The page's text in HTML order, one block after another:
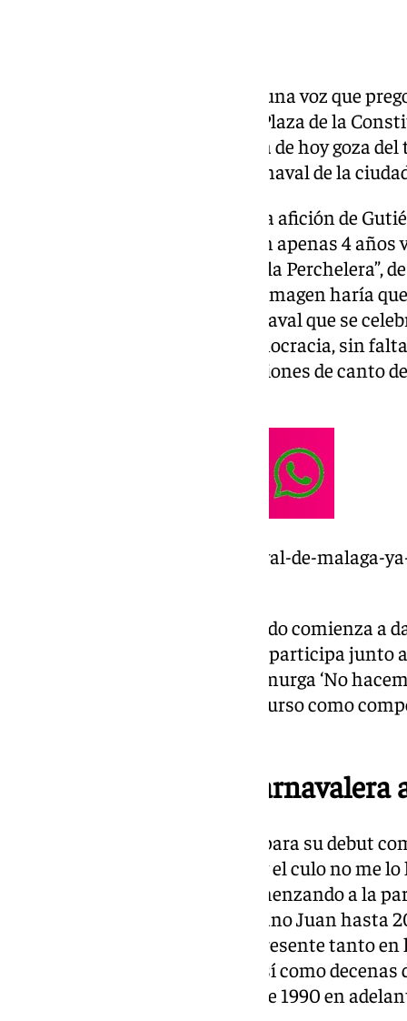
El Carnaval de Málaga ya tiene una voz que
encargado de alzar la voz en la Plaza de la
será Jesús Gutiérrez, quien a día de hoy goza
con mayor trayectoria en el carnaval de la
Nacido en septiembre de 1975, la afición de
desde bien pequeño, cuando con apenas 4
las tablas con la murga “Caracola Perchelera”,
le perdura a día de hoy. Aquella imagen haría
de la primera cabalgata de Carnaval que se
restauración de la fiesta en democracia, sin
momento en el que las agrupaciones de canto
https://www.101tv.es/el-carnaval-de-malaga-
No sería hasta el año 1987 cuando comienza a
intérprete del carnaval, cuando participa junto
actuaciones de las Peñas en la murga ‘No
haría su debut oficial en el concurso como
Amplia trayectoria carnavalera
Habría que esperar hasta 1993 para su debut
agrupación “Escupido y Cagao y el culo no me
primer premio en murgas y comenzando a la
formando tánden con su hermano Juan hasta
y letra de Gutiérrez ha estado presente tanto
para la comparsa perchelera, así como
agrupaciones malagueñas desde 1990 en